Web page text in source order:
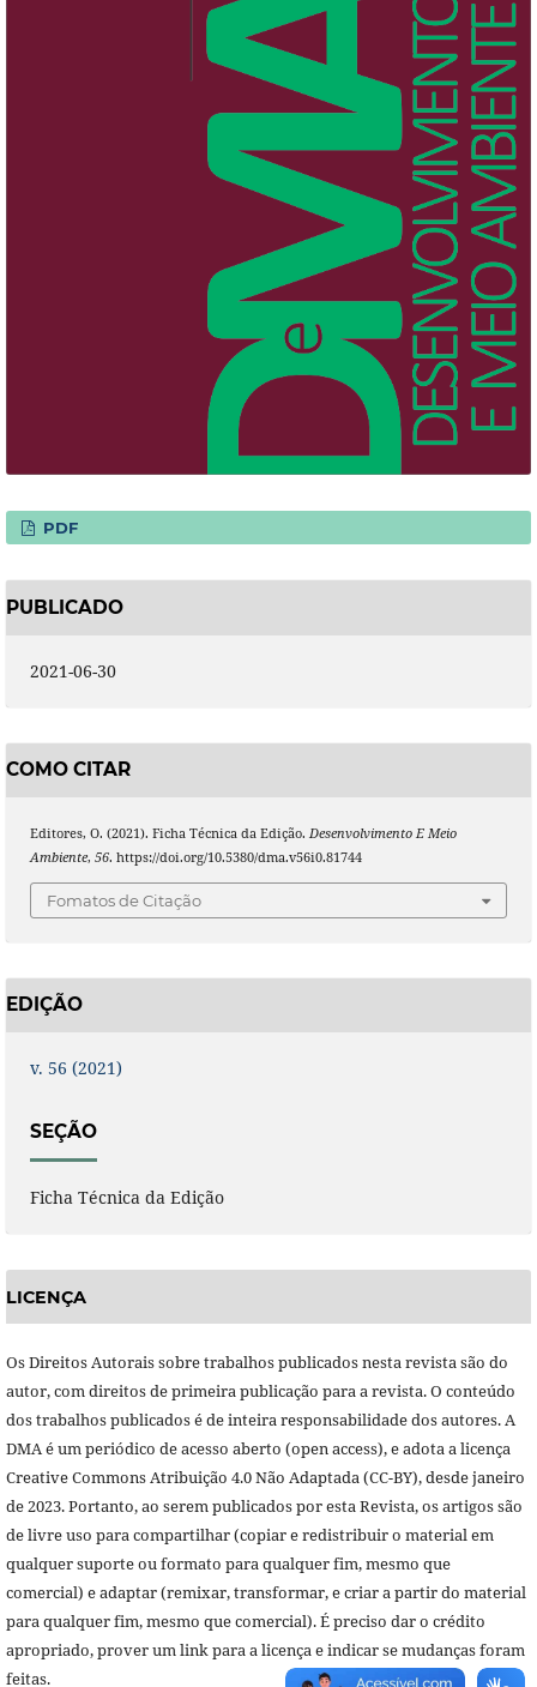
PDF
PUBLICADO
2021-06-30
COMO CITAR
Editores, O. (2021). Ficha Técnica da Edição. Desenvolvimento E Meio
Ambiente, 56. https://doi.org/10.5380/dma.v56i0.81744
Fomatos de Citação
EDIÇÃO
v. 56 (2021)
SEÇÃO
Ficha Técnica da Edição
LICENÇA
Os Direitos Autorais sobre trabalhos publicados nesta revista são do
autor, com direitos de primeira publicação para a revista. O conteúdo
dos trabalhos publicados é de inteira responsabilidade dos autores. A
DMA é um periódico de acesso aberto (open access), e adota a licença
Creative Commons Atribuição 4.0 Não Adaptada (CC-BY), desde janeiro
de 2023. Portanto, ao serem publicados por esta Revista, os artigos são
de livre uso para compartilhar (copiar e redistribuir o material em
qualquer suporte ou formato para qualquer fim, mesmo que
comercial) e adaptar (remixar, transformar, e criar a partir do material
para qualquer fim, mesmo que comercial). É preciso dar o crédito
apropriado, prover um link para a licença e indicar se mudanças foram
feitas.